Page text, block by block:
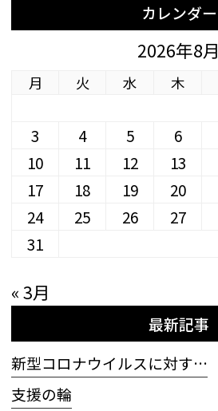
カレンダー
2026年8月
月 火 水 木
3
4 5 6
10
11 12 13
17
18 19 20
24
25 26 27
31
« 3月
最新記事
新型コロナウイルスに対す…
支援の輪